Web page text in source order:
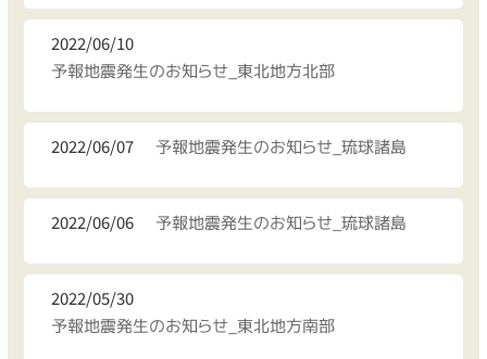
2022/06/10
予報地震発生のお知らせ_東北地方北部
2022/06/07 予報地震発生のお知らせ_琉球諸島
2022/06/06 予報地震発生のお知らせ_琉球諸島
2022/05/30
予報地震発生のお知らせ_東北地方南部